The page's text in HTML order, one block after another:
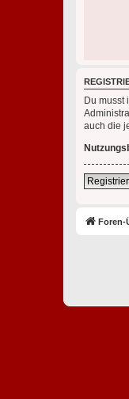
Du musst
auch die
Foren-